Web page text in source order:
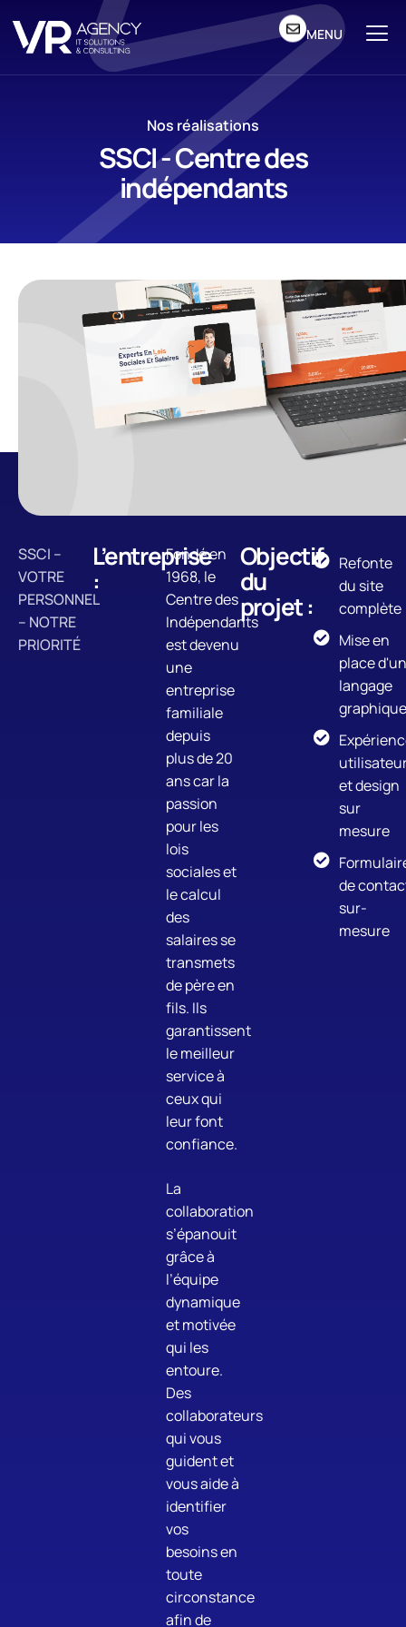
MENU
Nos réalisations
SSCI - Centre des
indépendants
SSCI –
VOTRE
PERSONNEL
– NOTRE
PRIORITÉ
L’entreprise
:
Fondé en
1968, le
Centre des
Indépendants
est devenu
une
entreprise
familiale
depuis
plus de 20
ans car la
passion
pour les
lois
sociales et
le calcul
des
salaires se
transmets
de père en
fils. Ils
garantissent
le meilleur
service à
ceux qui
leur font
confiance.
La
collaboration
s’épanouit
grâce à
l’équipe
dynamique
et motivée
qui les
entoure.
Des
collaborateurs
qui vous
guident et
vous aide à
identifier
vos
besoins en
toute
circonstance
afin de
Objectif
du
projet :
Refonte
du site
complète
Mise en
place d'un
langage
graphique
et design
sur
mesure
de
sur-
mesure